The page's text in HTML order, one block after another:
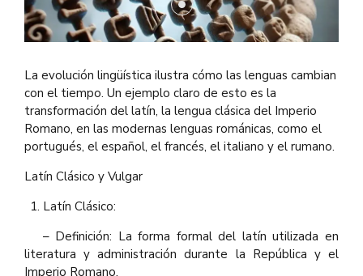
La evolución lingüística ilustra cómo las lenguas cambian
con el tiempo. Un ejemplo claro de esto es la
transformación del latín, la lengua clásica del Imperio
Romano, en las modernas lenguas románicas, como el
portugués, el español, el francés, el italiano y el rumano.
Latín Clásico y Vulgar
Latín Clásico:
– Definición: La forma formal del latín utilizada en
literatura y administración durante la República y el
Imperio Romano.